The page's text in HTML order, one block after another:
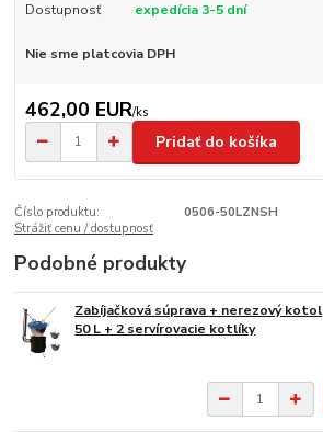
Dostupnosť expedícia 3-5 dní
Nie sme platcovia DPH
462,00 EUR/ks
Pridať do košíka
Číslo produktu:
0506-50LZNSH
Strážiť cenu / dostupnosť
Podobné produkty
Zabíjačková súprava + nerezový kotol
50 L + 2 servírovacie kotlíky